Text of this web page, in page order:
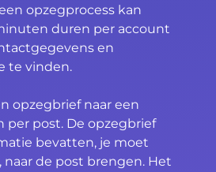
opzegprocess kan
duren per account
en
te vinden.
opzegbrief naar een
per post. De opzegbrief
bevatten, je moet
naar de post brengen. Het